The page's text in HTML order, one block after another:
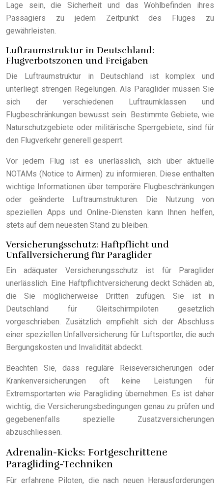
Lage sein, die Sicherheit und das Wohlbefinden ihres
Passagiers zu jedem Zeitpunkt des Fluges zu
gewährleisten.
Luftraumstruktur in Deutschland:
Flugverbotszonen und Freigaben
Die Luftraumstruktur in Deutschland ist komplex und
unterliegt strengen Regelungen. Als Paraglider müssen Sie
sich der verschiedenen Luftraumklassen und
Flugbeschränkungen bewusst sein. Bestimmte Gebiete, wie
Naturschutzgebiete oder militärische Sperrgebiete, sind für
den Flugverkehr generell gesperrt.
Vor jedem Flug ist es unerlässlich, sich über aktuelle
NOTAMs (Notice to Airmen) zu informieren. Diese enthalten
wichtige Informationen über temporäre Flugbeschränkungen
oder geänderte Luftraumstrukturen. Die Nutzung von
speziellen Apps und Online-Diensten kann Ihnen helfen,
stets auf dem neuesten Stand zu bleiben.
Versicherungsschutz: Haftpflicht und
Unfallversicherung für Paraglider
Ein adäquater Versicherungsschutz ist für Paraglider
unerlässlich. Eine Haftpflichtversicherung deckt Schäden ab,
die Sie möglicherweise Dritten zufügen. Sie ist in
Deutschland für Gleitschirmpiloten gesetzlich
vorgeschrieben. Zusätzlich empfiehlt sich der Abschluss
einer speziellen Unfallversicherung für Luftsportler, die auch
Bergungskosten und Invalidität abdeckt.
Beachten Sie, dass reguläre Reiseversicherungen oder
Krankenversicherungen oft keine Leistungen für
Extremsportarten wie Paragliding übernehmen. Es ist daher
wichtig, die Versicherungsbedingungen genau zu prüfen und
gegebenenfalls spezielle Zusatzversicherungen
abzuschliessen.
Adrenalin-Kicks: Fortgeschrittene
Paragliding-Techniken
Für erfahrene Piloten, die nach neuen Herausforderungen